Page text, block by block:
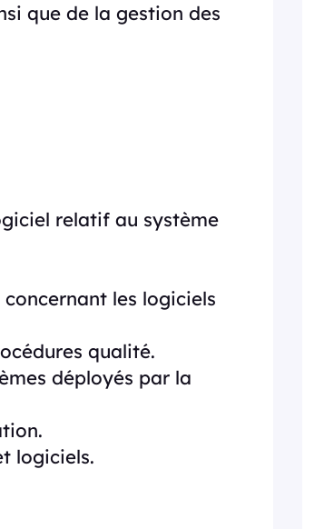
que de la gestion des
relatif au système
les logiciels
qualité.
déployés par la
logiciels.